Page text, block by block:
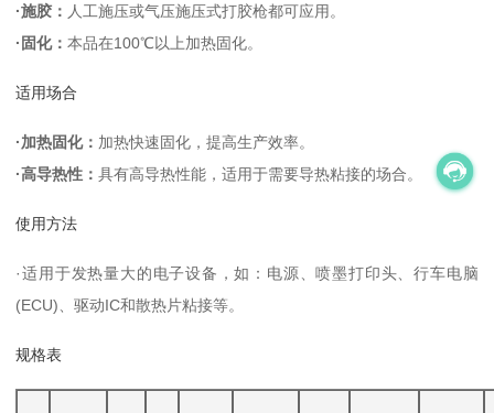
·施胶： 人工施压或气压施压式打胶枪都可应用。
·固化：本品在100℃以上加热固化。
适用场合
·加热固化： 加热快速固化，提高生产效率。
·高导热性：具有高导热性能，适用于需要导热粘接的场合。
使用方法
·适用于发热量大的电子设备，如：电源、喷墨打印头、行车电脑
(ECU)、驱动IC和散热片粘接等。
规格表